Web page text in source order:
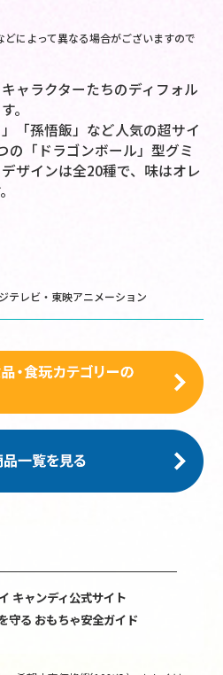
によって異なる場合がございますので
ャラクターたちのディフォル
。
「孫悟飯」など人気の超サイ
の「ドラゴンボール」型グミ
ザインは全20種で、味はオレ
テレビ・東映アニメーション
キャンディ公式サイト
守る おもちゃ安全ガイド